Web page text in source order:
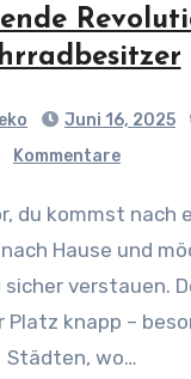
Juni 16, 2025
Kommentare
Hause und
sicher verstauen.
knapp –
Städten, wo…